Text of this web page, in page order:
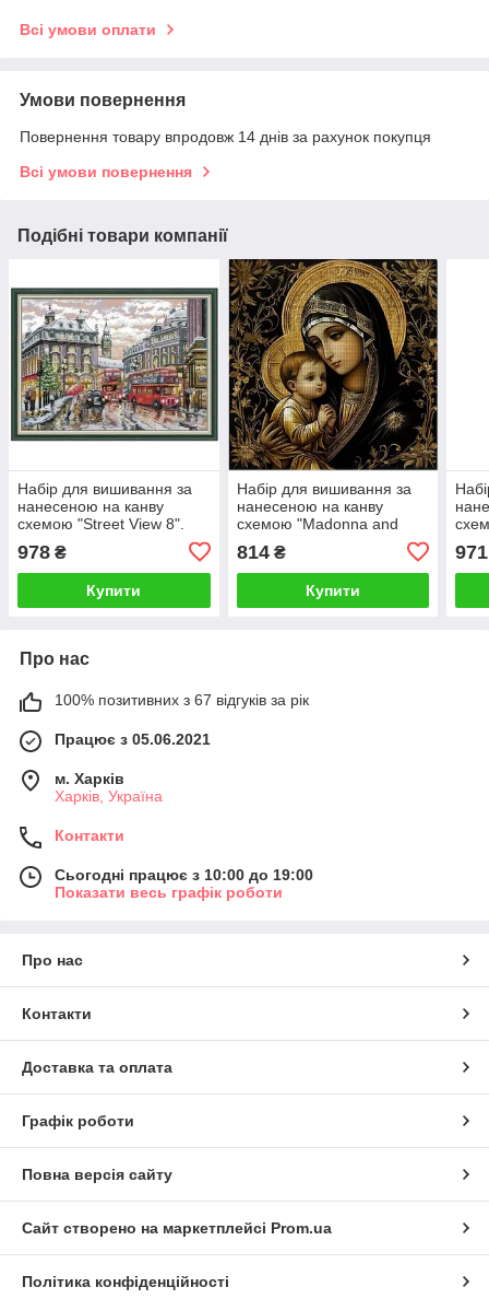
Всі умови оплати
Умови повернення
Повернення товару впродовж 14 днів за рахунок покупця
Всі умови повернення
Подібні товари компанії
Набір для вишивання за
нанесеною на канву
схемою "Street View 8".
AIDA 14CT printed 54*41
см
978 ₴
Купити
Набір для вишивання за
нанесеною на канву
схемою "Madonna and
Child". AIDA 14CT printed,
40*40 см
814₴
Купити
см
971
Про нас
100% позитивних з 67 відгуків за рік
Працює з 05.06.2021
м. Харків
Харків, Україна
Контакти
Сьогодні працює з 10:00 до 19:00
Показати весь графік роботи
Про нас
Контакти
Доставка та оплата
Графік роботи
Повна версія сайту
Сайт створено на маркетплейсі Prom.ua
Політика конфіденційності